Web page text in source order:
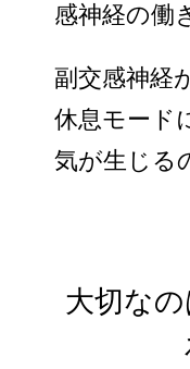
感神経の働
副交感神経
休息モード
気が生じる
大切な